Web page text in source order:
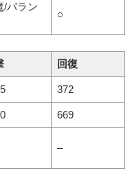
/バラン
○
回復
372
669
–